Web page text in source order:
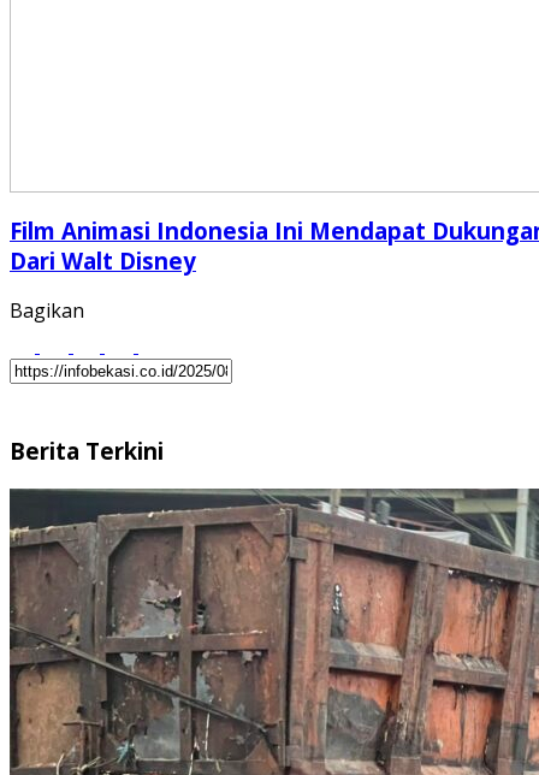
Film Animasi Indonesia Ini Mendapat
Dari Walt Disney
Bagikan
Berita Terkini